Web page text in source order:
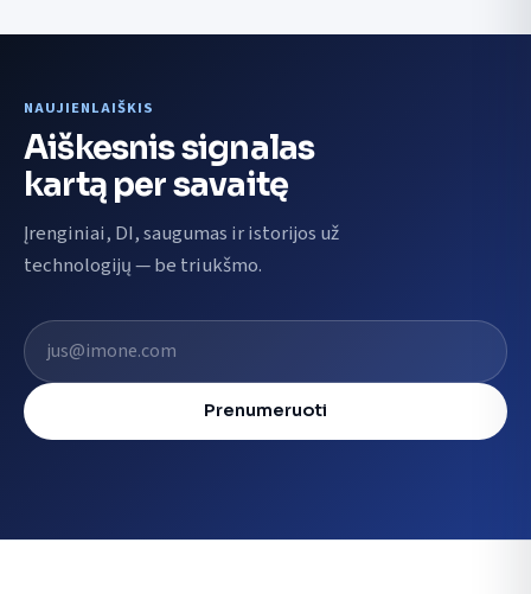
NAUJIENLAIŠKIS
Aiškesnis signalas
kartą per savaitę
Įrenginiai, DI, saugumas ir istorijos už
technologijų — be triukšmo.
El. pašto adresas
Prenumeruoti